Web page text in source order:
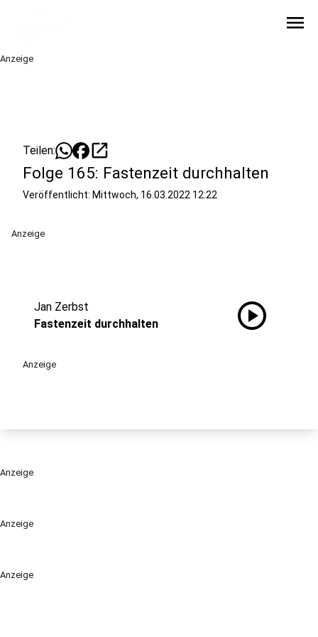
menu
Anzeige
Anzeige
Anzeige
Teilen: open_in_new
Folge 165: Fastenzeit durchhalten
Veröffentlicht: Mittwoch, 16.03.2022 12:22
Anzeige
Jan Zerbst
Fastenzeit durchhalten
play_circle
Anzeige
Anzeige